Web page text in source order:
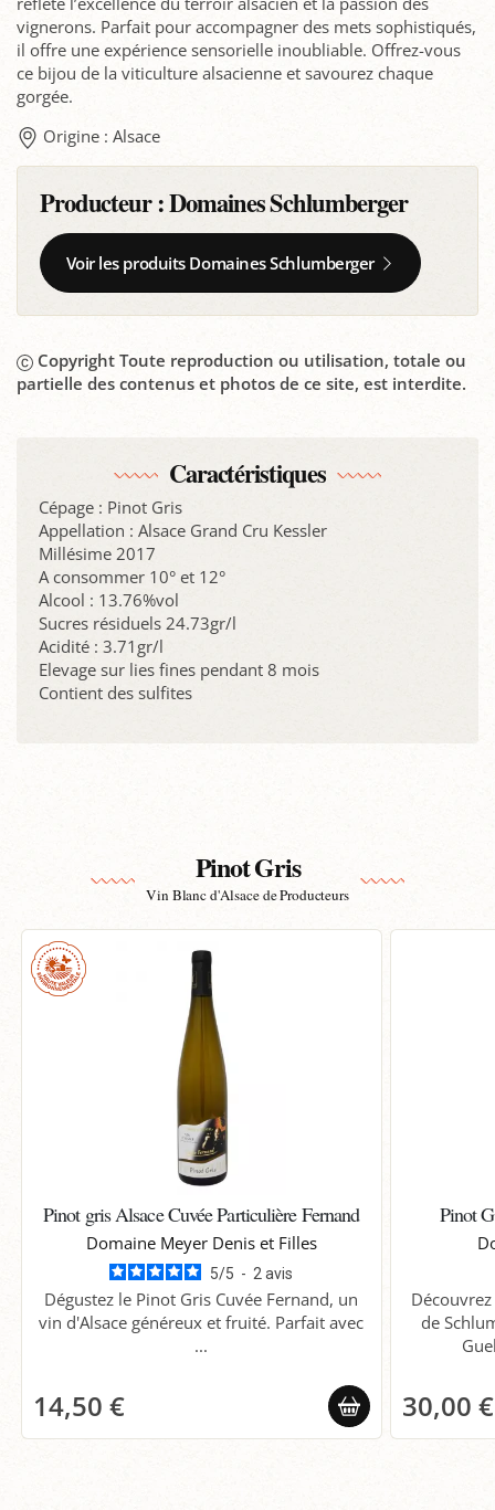
vignerons. Parfait pour accompagner des mets sophistiqués,
il offre une expérience sensorielle inoubliable. Offrez-vous
ce bijou de la viticulture alsacienne et savourez chaque
gorgée.
Origine : Alsace
Producteur :Domaines Schlumberger
Voir les produits Domaines Schlumberger
Copyright Toute reproduction ou utilisation, totale ou
partielle des contenus et photos de ce site, est interdite.
Caractéristiques
Cépage : Pinot Gris
Appellation : Alsace Grand Cru Kessler
Millésime 2017
A consommer 10° et 12°
Alcool : 13.76%vol
Sucres résiduels 24.73gr/l
Acidité : 3.71gr/l
Elevage sur lies fines pendant 8 mois
Contient des sulfites
Pinot Gris
Vin Blanc d'Alsace de Producteurs
Pinot gris Alsace Cuvée Particulière Fernand
Domaine Meyer Denis et Filles
5/5 - 2avis
Dégustez le Pinot Gris Cuvée Fernand, un
vin d'Alsace généreux et fruité. Parfait avec
...
14,50 €
Pinot
de
30,00 €